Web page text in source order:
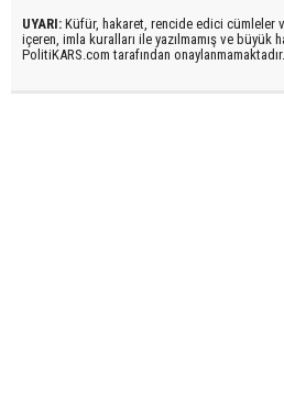
UYARI: Küfür, hakaret, rencide edici cümleler
içeren, imla kuralları ile yazılmamış ve büyük
PolitiKARS.com tarafından onaylanmamaktadır.